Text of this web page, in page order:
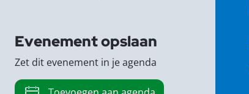
Evenement opslaan
Zet dit evenement in je agenda